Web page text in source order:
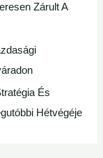
Zárult A
És
Hétvégéje